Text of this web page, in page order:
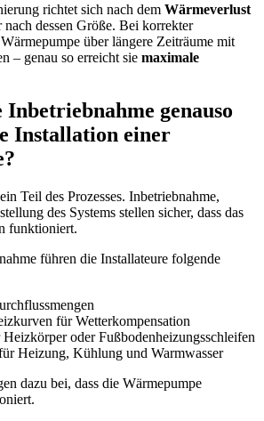
richtet sich nach dem Wärmeverlust
dessen Größe. Bei korrekter
über längere Zeiträume mit
– genau so erreicht sie maximale
genauso
Installation einer
Teil des Prozesses. Inbetriebnahme,
des Systems stellen sicher, dass das
funktioniert.
führen die Installateure folgende
für Wetterkompensation
oder Fußbodenheizungsschleifen
Heizung, Kühlung und Warmwasser
dazu bei, dass die Wärmepumpe